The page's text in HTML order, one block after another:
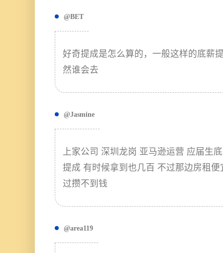
@BET
好奇提成是怎么算的，一般这样的底薪
然谁会去
@Jasmine
上家公司 深圳龙岗 亚马逊运营 应届生
提成 有时候拿到也几百 不过那边房租
过攒不到钱
@area119